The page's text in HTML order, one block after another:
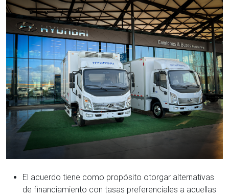
El acuerdo tiene como propósito otorgar alternativas
de financiamiento con tasas preferenciales a aquellas